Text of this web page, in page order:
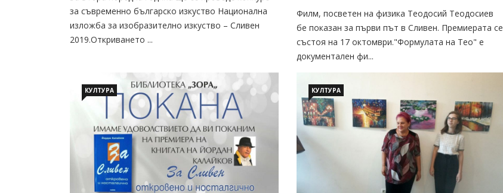
за съвременно българско изкуство Национална
изложба за изобразително изкуство – Сливен
2019.Откриването ...
Филм, посветен на физика Теодосий Теодосиев
бе показан за първи път в Сливен. Премиерата се
състоя на 17 октомври."Формулата на Тео" е
документален фи...
КУЛТУРА КУЛТУРА